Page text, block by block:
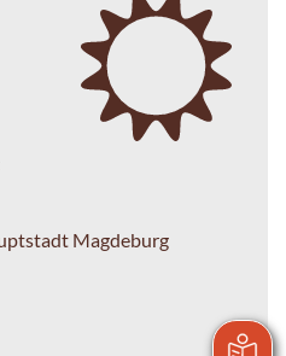
Magdeburg